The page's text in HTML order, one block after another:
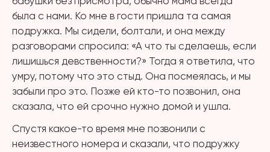
была с нами. Ко мне в гости пришла та самая
подружка. Мы сидели, болтали, и она между
разговорами спросила: «А что ты сделаешь, если
лишишься девственности?» Тогда я ответила, что
умру, потому что это стыд. Она посмеялась, и мы
забыли про это. Позже ей кто-то позвонил, она
сказала, что ей срочно нужно домой и ушла.
Спустя какое-то время мне позвонили с
неизвестного номера и сказали, что подружку